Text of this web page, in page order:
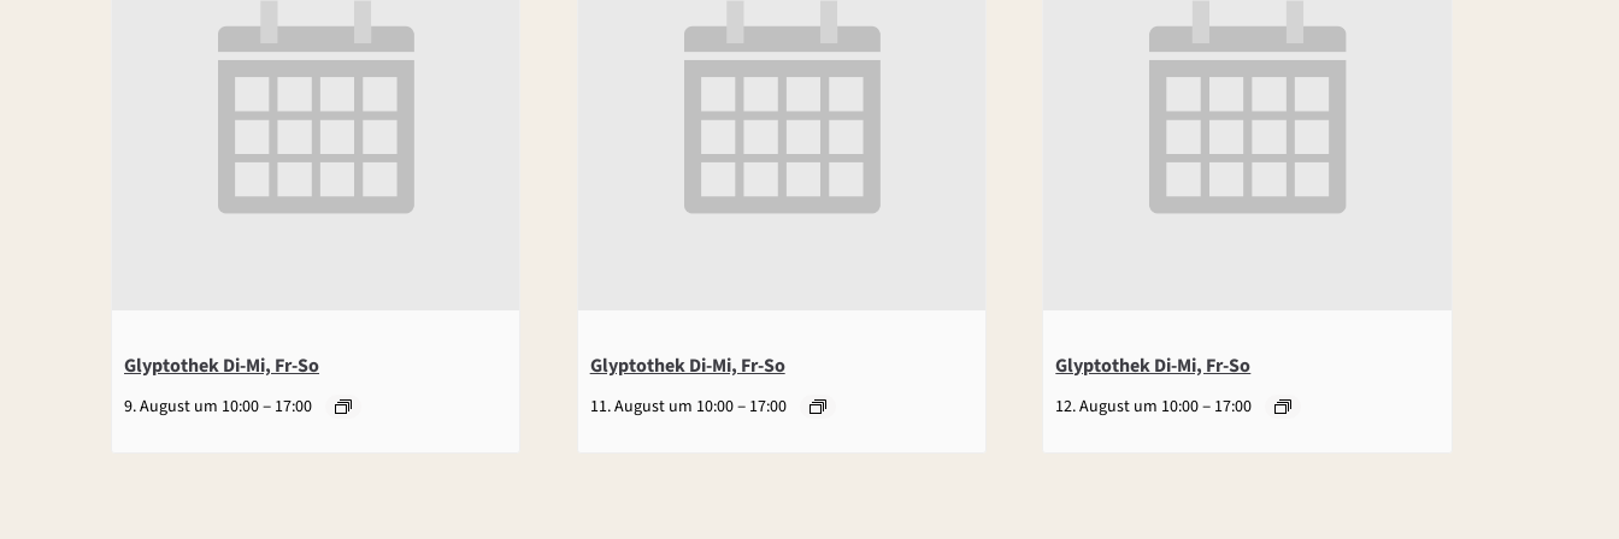
Glyptothek Di-Mi, Fr-So
9. August um 10:00– 17:00
Glyptothek Di-Mi, Fr-So
11. August um 10:00– 17:00
Glyptothek Di-Mi, Fr-So
12. August um 10:00– 17:00